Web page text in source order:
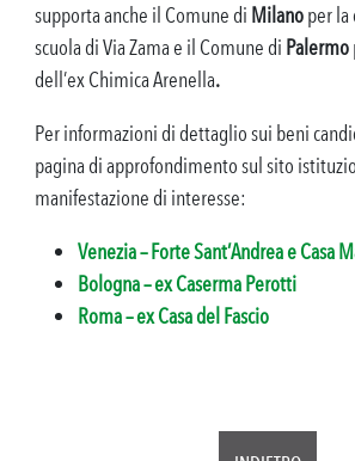
supporta anche il Comune di Milanoper la
scuola di Via Zama e il Comune di Palermo
dell’ex Chimica Arenella.
Per informazioni di dettaglio sui beni
pagina di approfondimento sul sito
manifestazione di interesse:
Venezia – Forte Sant’Andrea e Casa
Bologna – ex Caserma Perotti
Roma – ex Casa del Fascio